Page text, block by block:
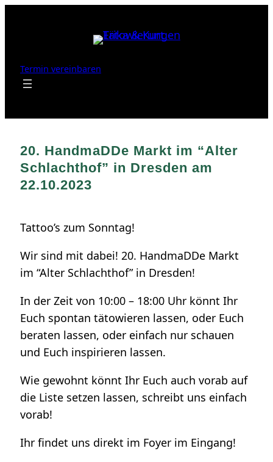
Termin vereinbaren
20. HandmaDDe Markt im “Alter
Schlachthof” in Dresden am
22.10.2023
Tattoo’s zum Sonntag!
Wir sind mit dabei! 20. HandmaDDe Markt
im “Alter Schlachthof” in Dresden!
In der Zeit von 10:00 – 18:00 Uhr könnt Ihr
Euch spontan tätowieren lassen, oder Euch
beraten lassen, oder einfach nur schauen
und Euch inspirieren lassen.
Wie gewohnt könnt Ihr Euch auch vorab auf
die Liste setzen lassen, schreibt uns einfach
vorab!
Ihr findet uns direkt im Foyer im Eingang!